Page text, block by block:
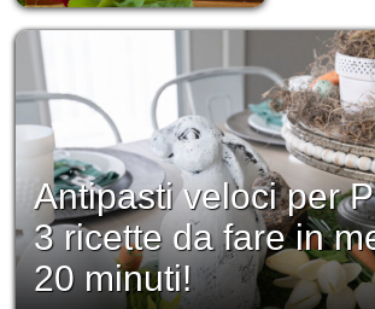
Antipasti veloci per
3 ricette da fare in
20 minuti!